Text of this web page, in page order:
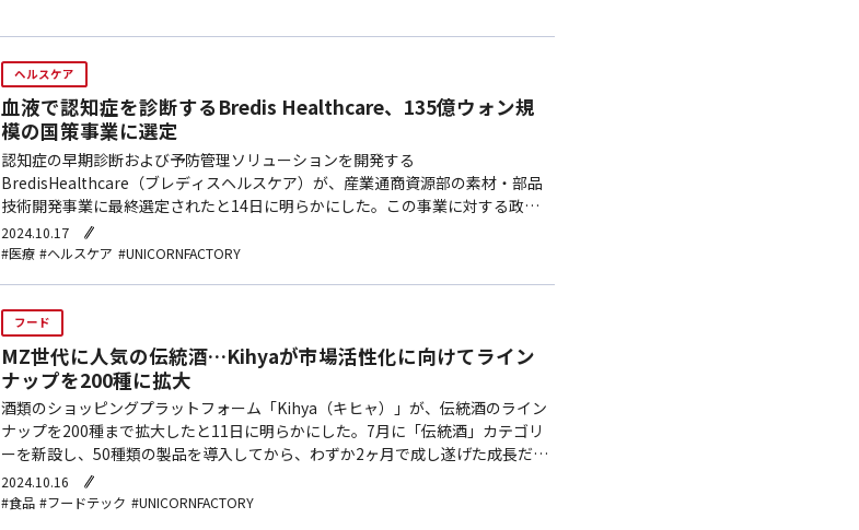
ヘルスケア
血液で認知症を診断するBredis Healthcare、135億ウォン規
模の国策事業に選定
認知症の早期診断および予防管理ソリューションを開発する
BredisHealthcare（ブレディスヘルスケア）が、産業通商資源部の素材・部品
技術開発事業に最終選定されたと14日に明らかにした。この事業に対する政府
の支援金の規模は、5年間で総額135億ウォン（約14億8,000万円）に達する。今
回…
2024.10.17
#医療 #ヘルスケア #UNICORNFACTORY
フード
MZ世代に人気の伝統酒…Kihyaが市場活性化に向けてライン
ナップを200種に拡大
酒類のショッピングプラットフォーム「Kihya（キヒャ）」が、伝統酒のライン
ナップを200種まで拡大したと11日に明らかにした。7月に「伝統酒」カテゴリ
ーを新設し、50種類の製品を導入してから、わずか2ヶ月で成し遂げた成長だ。
関連する売上も先月より2倍以上増加した。製品の拡大だけでなく、秋夕（チ
ュ…
2024.10.16
#食品 #フードテック #UNICORNFACTORY